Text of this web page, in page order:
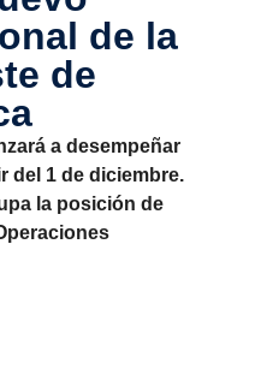
de la
de
a desempeñar
del 1 de diciembre.
la posición de